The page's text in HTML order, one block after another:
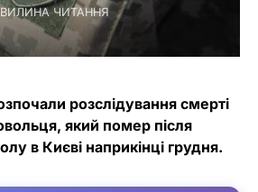
ЧИТАННЯ
розслідування смерті
який помер після
в Києві наприкінці грудня.